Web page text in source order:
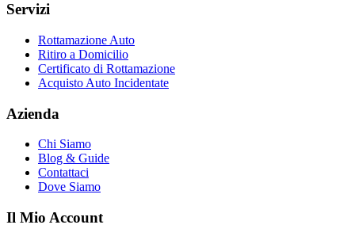
Servizi
Rottamazione Auto
Ritiro a Domicilio
Certificato di Rottamazione
Acquisto Auto Incidentate
Azienda
Chi Siamo
Blog & Guide
Contattaci
Dove Siamo
Il Mio Account